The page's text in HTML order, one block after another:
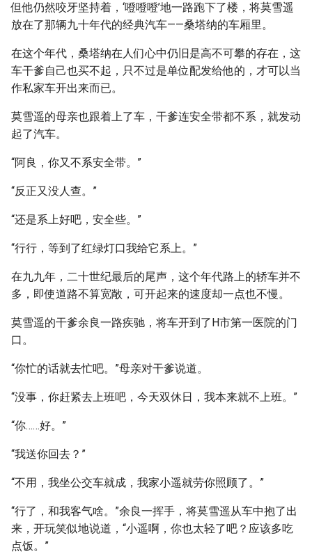
但他仍然咬牙坚持着，‘噔噔噔’地一路跑下了楼，将莫雪遥
放在了那辆九十年代的经典汽车——桑塔纳的车厢里。
在这个年代，桑塔纳在人们心中仍旧是高不可攀的存在，这
车干爹自己也买不起，只不过是单位配发给他的，才可以当
作私家车开出来而已。
莫雪遥的母亲也跟着上了车，干爹连安全带都不系，就发动
起了汽车。
“阿良，你又不系安全带。”
“反正又没人查。”
“还是系上好吧，安全些。”
“行行，等到了红绿灯口我给它系上。”
在九九年，二十世纪最后的尾声，这个年代路上的轿车并不
多，即使道路不算宽敞，可开起来的速度却一点也不慢。
莫雪遥的干爹余良一路疾驰，将车开到了H市第一医院的门
口。
“你忙的话就去忙吧。”母亲对干爹说道。
“没事，你赶紧去上班吧，今天双休日，我本来就不上班。”
“你……好。”
“我送你回去？”
“不用，我坐公交车就成，我家小遥就劳你照顾了。”
“行了，和我客气啥。”余良一挥手，将莫雪遥从车中抱了出
来，开玩笑似地说道，“小遥啊，你也太轻了吧？应该多吃
点饭。”